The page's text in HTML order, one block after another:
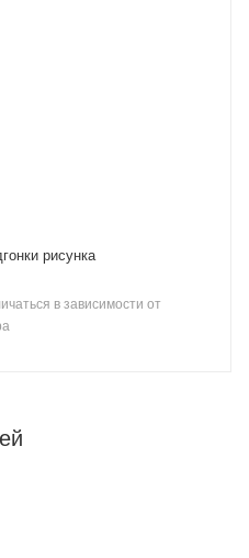
рисунка
в зависимости от